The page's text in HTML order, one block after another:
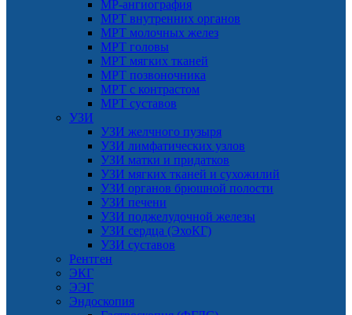
МР-ангиография
МРТ внутренних органов
МРТ молочных желез
МРТ головы
МРТ мягких тканей
МРТ позвоночника
МРТ с контрастом
МРТ суставов
УЗИ
УЗИ желчного пузыря
УЗИ лимфатических узлов
УЗИ матки и придатков
УЗИ мягких тканей и сухожилий
УЗИ органов брюшной полости
УЗИ печени
УЗИ поджелудочной железы
УЗИ сердца (ЭхоКГ)
УЗИ суставов
Рентген
ЭКГ
ЭЭГ
Эндоскопия